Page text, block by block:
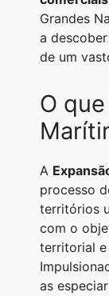
A
p
Grandes
a
de um
O
A
processo
territórios
com o
territorial
as